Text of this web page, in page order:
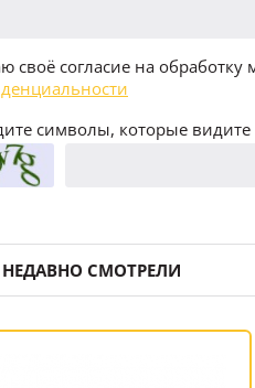
своё согласие на
символы, которые видите
СМОТРЕЛИ